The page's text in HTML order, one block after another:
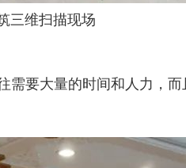
三维扫描现场
要大量的时间和人力，